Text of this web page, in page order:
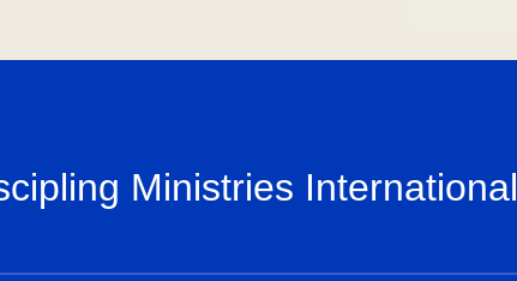
Ministries International